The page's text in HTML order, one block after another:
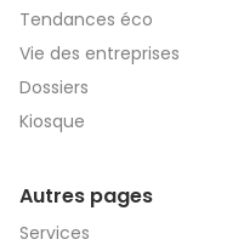
Tendances éco
Vie des entreprises
Dossiers
Kiosque
Autres pages
Services